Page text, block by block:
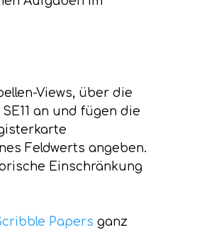
Views, über die
an und fügen die
Feldwerts angeben.
Einschränkung
Papers ganz